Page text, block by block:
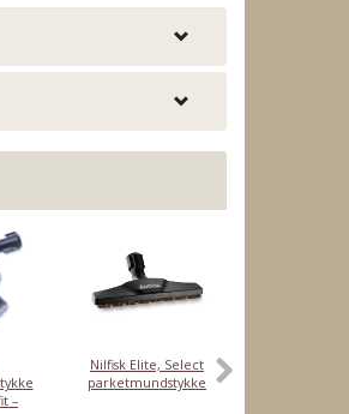
–
Nilfisk Elite, Select
parketmundstykke